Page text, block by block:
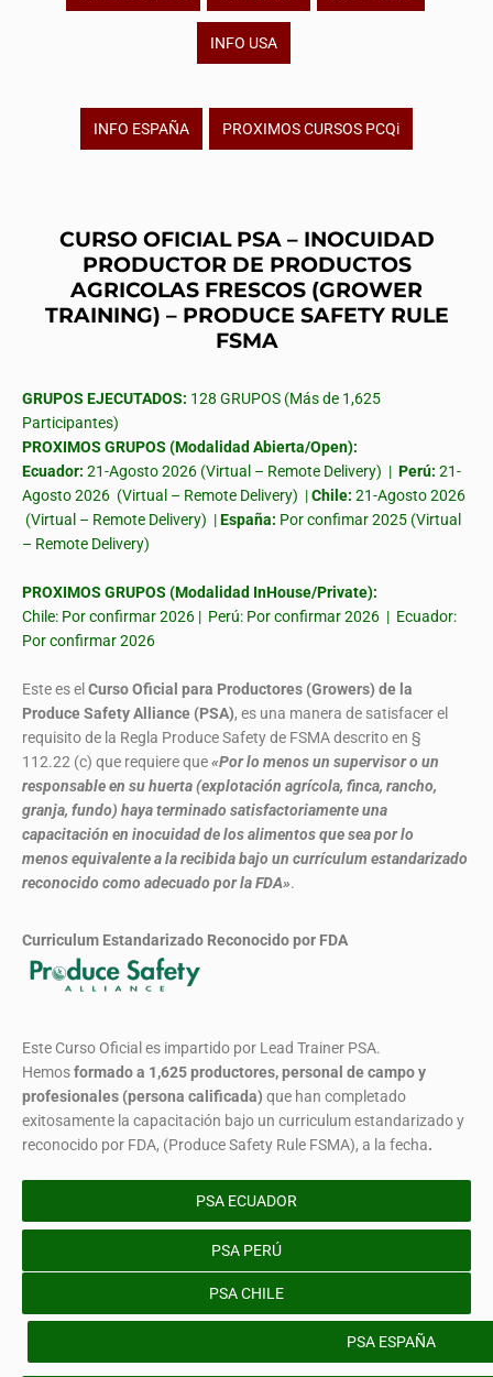
INFO USA
INFO ESPAÑA PROXIMOS CURSOS PCQi
CURSO OFICIAL PSA – INOCUIDAD
PRODUCTOR DE PRODUCTOS
AGRICOLAS FRESCOS (GROWER
TRAINING) – PRODUCE SAFETY RULE
FSMA
GRUPOS EJECUTADOS: 128 GRUPOS (Más de 1,625
Participantes)
PROXIMOS GRUPOS (Modalidad Abierta/Open):
Ecuador: 21-Agosto 2026 (Virtual – Remote Delivery) | Perú: 21-
Agosto 2026 (Virtual – Remote Delivery) |Chile: 21-Agosto 2026
(Virtual – Remote Delivery) |España: Por confimar 2025 (Virtual
– Remote Delivery)
PROXIMOS GRUPOS (Modalidad InHouse/Private):
Chile: Por confirmar 2026 | Perú: Por confirmar 2026 | Ecuador:
Por confirmar 2026
Este es el Curso Oficial para Productores (Growers) de la
Produce Safety Alliance (PSA), es una manera de satisfacer el
requisito de la Regla Produce Safety de FSMA descrito en §
112.22 (c) que requiere que«Por lo menos un supervisor o un
responsable en su huerta (explotación agrícola, finca, rancho,
granja, fundo) haya terminado satisfactoriamente una
capacitación en inocuidad de los alimentos que sea por lo
menos equivalente a la recibida bajo un currículum estandarizado
reconocido como adecuado por la FDA».
Curriculum Estandarizado Reconocido por FDA
Este Curso Oficial es impartido por Lead Trainer PSA.
Hemosformadoa 1,625 productores, personal de campo y
profesionales (persona calificada) que han completado
exitosamente la capacitación bajo un curriculum estandarizado y
reconocido por FDA, (Produce Safety Rule FSMA), a la fecha.
PSA ECUADOR
PSA PERÚ
PSA CHILE
PSA ESPAÑA